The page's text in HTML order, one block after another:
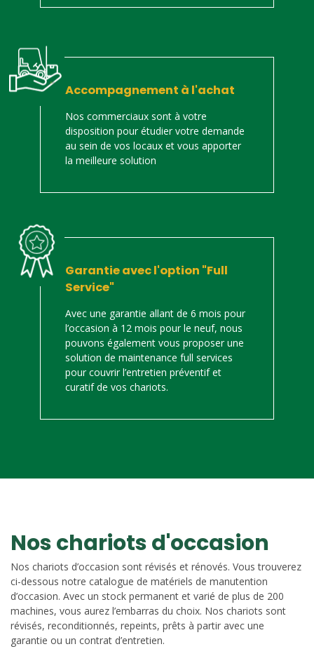
Accompagnement à l'achat
Nos commerciaux sont à votre
disposition pour étudier votre demande
au sein de vos locaux et vous apporter
la meilleure solution
Garantie avec l'option "Full
Service"
Avec une garantie allant de 6 mois pour
l’occasion à 12 mois pour le neuf, nous
pouvons également vous proposer une
solution de maintenance full services
pour couvrir l’entretien préventif et
curatif de vos chariots.
Nos chariots d'occasion
Nos chariots d’occasion sont révisés et rénovés. Vous trouverez
ci-dessous notre catalogue de matériels de manutention
d’occasion. Avec un stock permanent et varié de plus de 200
machines, vous aurez l’embarras du choix. Nos chariots sont
révisés, reconditionnés, repeints, prêts à partir avec une
garantie ou un contrat d’entretien.